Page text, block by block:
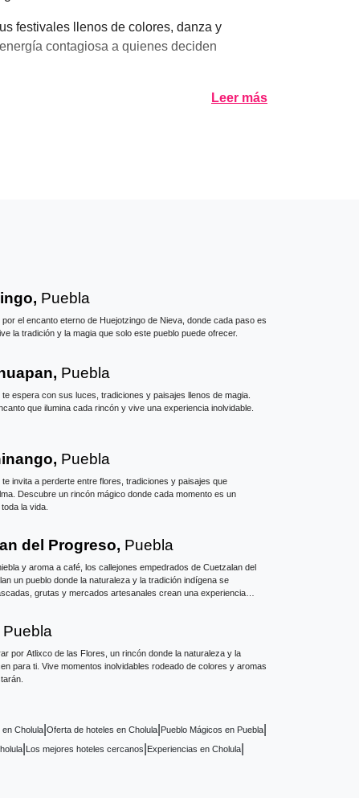
festivales llenos de colores, danza y
contagiosa a quienes deciden
Leer más
Puebla
por el encanto eterno de Huejotzingo de Nieva, donde cada paso es
la tradición y la magia que solo este pueblo puede ofrecer.
Puebla
te espera con sus luces, tradiciones y paisajes llenos de magia.
que ilumina cada rincón y vive una experiencia inolvidable.
Puebla
te invita a perderte entre flores, tradiciones y paisajes que
Descubre un rincón mágico donde cada momento es un
la vida.
del Progreso, Puebla
y aroma a café, los callejones empedrados de Cuetzalan del
un pueblo donde la naturaleza y la tradición indígena se
grutas y mercados artesanales crean una experiencia
Puebla
por Atlixco de las Flores, un rincón donde la naturaleza y la
para ti. Vive momentos inolvidables rodeado de colores y aromas
Cholula Oferta de hoteles en Cholula Pueblo Mágicos en Puebla
Los mejores hoteles cercanos Experiencias en Cholula